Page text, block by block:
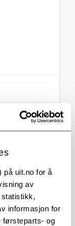
på uit.no for å
av
informasjon for
førsteparts- og